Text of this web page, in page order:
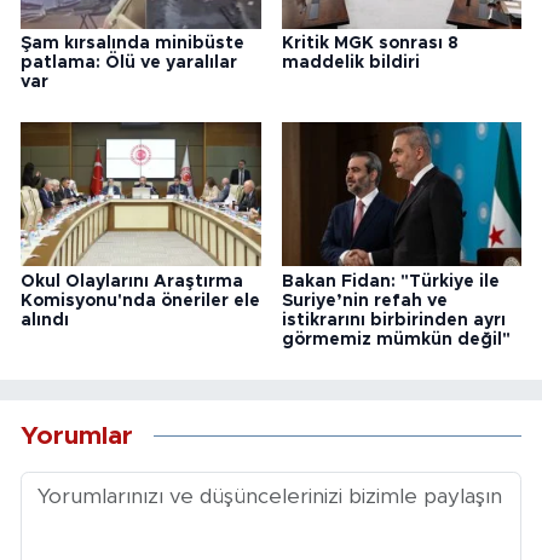
Şam kırsalında minibüste
patlama: Ölü ve yaralılar
var
Kritik MGK sonrası 8
maddelik bildiri
Okul Olaylarını Araştırma
Komisyonu'nda öneriler ele
alındı
Bakan Fidan: "Türkiye ile
Suriye’nin refah ve
istikrarını birbirinden ayrı
görmemiz mümkün değil"
Yorumlar